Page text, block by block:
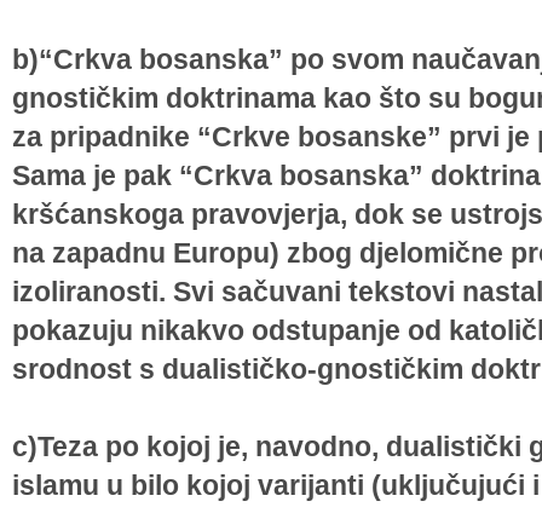
b)“Crkva bosanska” po svom
gnostičkim doktrinama kao što su
za pripadnike “Crkve bosanske” prvi
Sama je pak “Crkva bosanska”
kršćanskoga pravovjerja, dok se
na zapadnu Europu) zbog djelomične
izoliranosti. Svi sačuvani tekstovi
pokazuju nikakvo odstupanje od
srodnost s dualističko-gnostičkim
c)Teza po kojoj je, navodno, dualistički
islamu u bilo kojoj varijanti (uključujući